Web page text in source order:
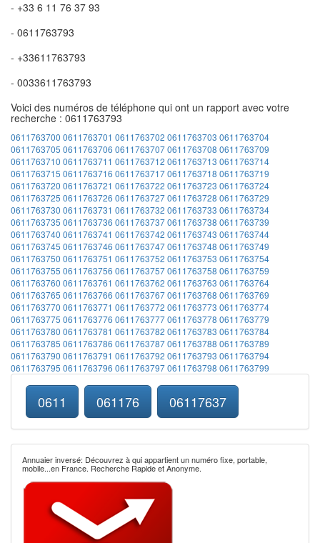
- +33 6 11 76 37 93
- 0611763793
- +33611763793
- 0033611763793
Voici des numéros de téléphone qui ont un rapport avec votre
recherche : 0611763793
0611763700 0611763701 0611763702 0611763703 0611763704
0611763705 0611763706 06117637070611763708 0611763709
0611763710 0611763711 0611763712 0611763713 0611763714
0611763715 0611763716 06117637170611763718 0611763719
0611763720 0611763721 0611763722 0611763723 0611763724
0611763725 0611763726 06117637270611763728 0611763729
0611763730 0611763731 0611763732 0611763733 0611763734
0611763735 0611763736 06117637370611763738 0611763739
0611763740 0611763741 0611763742 0611763743 0611763744
0611763745 0611763746 06117637470611763748 0611763749
0611763750 0611763751 0611763752 0611763753 0611763754
0611763755 0611763756 06117637570611763758 0611763759
0611763760 0611763761 0611763762 0611763763 0611763764
0611763765 0611763766 06117637670611763768 0611763769
0611763770 0611763771 0611763772 0611763773 0611763774
0611763775 0611763776 06117637770611763778 0611763779
0611763780 0611763781 0611763782 0611763783 0611763784
0611763785 0611763786 06117637870611763788 0611763789
0611763790 0611763791 0611763792 0611763793 0611763794
0611763795 0611763796 06117637970611763798 0611763799
0611 061176 06117637
Annuaier inversé: Découvrez à qui appartient un numéro fixe, portable,
mobile...en France. Recherche Rapide et Anonyme.